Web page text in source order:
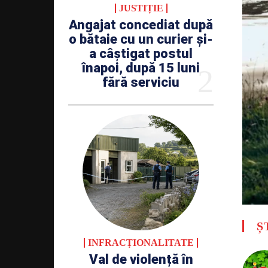
JUSTIȚIE
Angajat concediat după
o bătaie cu un curier și-
a câștigat postul
înapoi, după 15 luni
fără serviciu
INFRACȚIONALITATE
Val de violență în